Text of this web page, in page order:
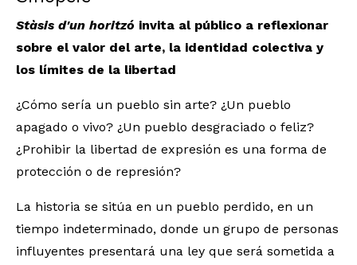
Stàsis d'un horitzó invita al público a reflexionar
sobre el valor del arte, la identidad colectiva y
los límites de la libertad
¿Cómo sería un pueblo sin arte? ¿Un pueblo
apagado o vivo? ¿Un pueblo desgraciado o feliz?
¿Prohibir la libertad de expresión es una forma de
protección o de represión?
La historia se sitúa en un pueblo perdido, en un
tiempo indeterminado, donde un grupo de personas
influyentes presentará una ley que será sometida a